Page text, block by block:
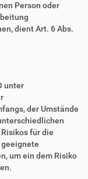
Person oder
dient Art. 6 Abs.
unter
der Umstände
für die
um ein dem Risiko